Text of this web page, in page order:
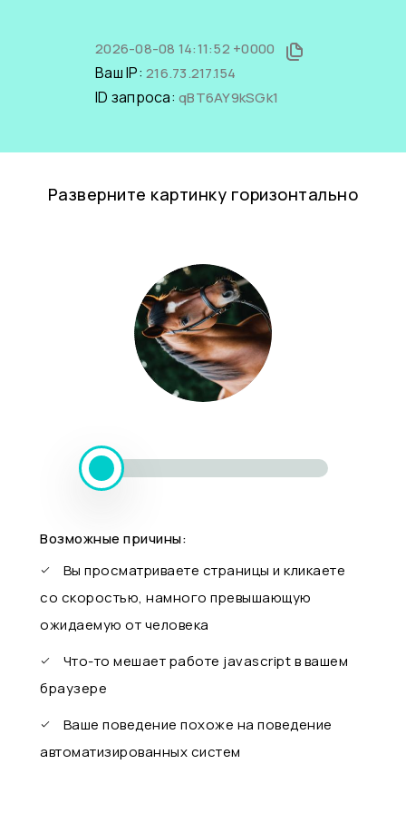
2026-08-08 14:11:52 +0000
Ваш IP: 216.73.217.154
ID запроса: qBT6AY9kSGk1
Разверните картинку горизонтально
Возможные причины:
Вы просматриваете страницы и кликаете
со скоростью, намного превышающую
ожидаемую от человека
Что-то мешает работе javascript в вашем
браузере
Ваше поведение похоже на поведение
автоматизированных систем